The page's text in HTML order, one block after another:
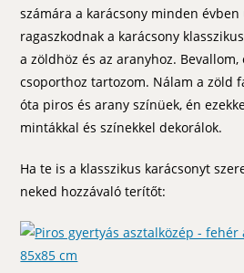
számára a karácsony minden
ragaszkodnak a karácsony
a zöldhöz és az aranyhoz.
csoporthoz tartozom. Nálam a zöld
óta piros és arany színüek, én
mintákkal és színekkel dekorálok.
Ha te is a klasszikus karácsonyt
neked hozzávaló terítőt: